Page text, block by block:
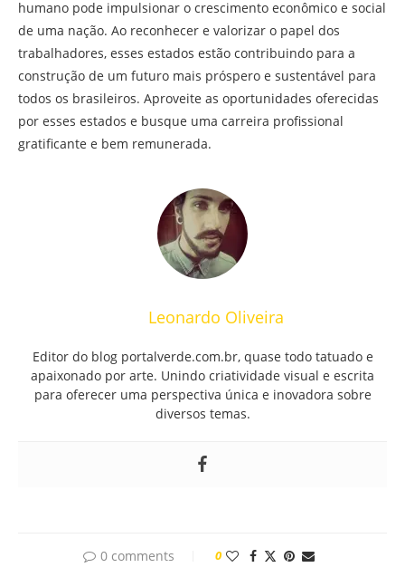
humano pode impulsionar o crescimento econômico e social
de uma nação. Ao reconhecer e valorizar o papel dos
trabalhadores, esses estados estão contribuindo para a
construção de um futuro mais próspero e sustentável para
todos os brasileiros. Aproveite as oportunidades oferecidas
por esses estados e busque uma carreira profissional
gratificante e bem remunerada.
Leonardo Oliveira
Editor do blog portalverde.com.br, quase todo tatuado e
apaixonado por arte. Unindo criatividade visual e escrita
para oferecer uma perspectiva única e inovadora sobre
diversos temas.
0 comments 0